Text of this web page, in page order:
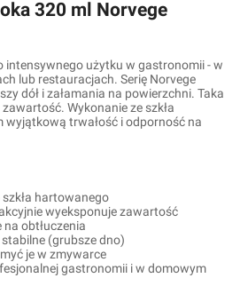
320 ml Norvege
intensywnego użytku w gastronomii - w
lub restauracjach. Serię Norvege
dół i załamania na powierzchni. Taka
Wykonanie ze szkła
wyjątkową trwałość i odporność na
hartowanego
wyeksponuje zawartość
obtłuczenia
(grubsze dno)
je w zmywarce
gastronomii i w domowym